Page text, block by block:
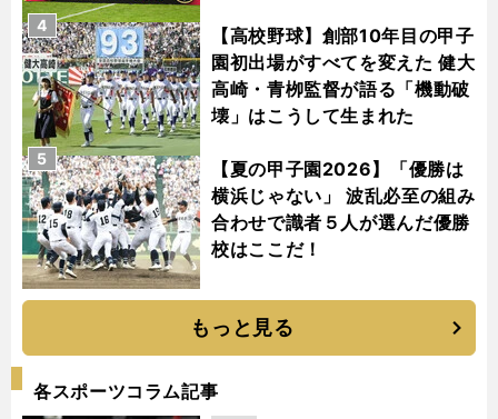
【高校野球】創部10年目の甲子
園初出場がすべてを変えた 健大
高崎・青栁監督が語る「機動破
壊」はこうして生まれた
4
【夏の甲子園2026】「優勝は
横浜じゃない」 波乱必至の組み
合わせで識者５人が選んだ優勝
校はここだ！
5
もっと見る
各スポーツコラム記事